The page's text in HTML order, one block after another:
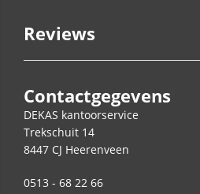
Reviews
Contactgegevens
DEKAS kantoorservice
Trekschuit 14
8447 CJ Heerenveen
0513 - 68 22 66